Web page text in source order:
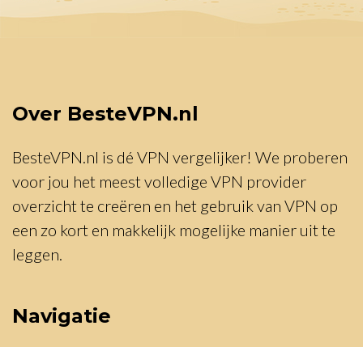
Over BesteVPN.nl
BesteVPN.nl is dé VPN vergelijker! We proberen
voor jou het meest volledige VPN provider
overzicht te creëren en het gebruik van VPN op
een zo kort en makkelijk mogelijke manier uit te
leggen.
Navigatie